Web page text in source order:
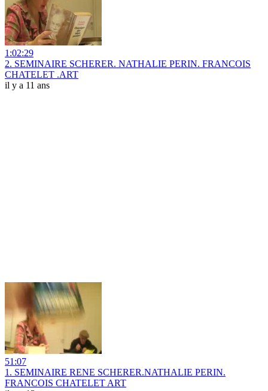
1:02:29
2. SEMINAIRE SCHERER. NATHALIE PERIN. FRANCOIS
CHATELET .ART
il y a 11 ans
51:07
1. SEMINAIRE RENE SCHERER.NATHALIE PERIN.
FRANCOIS CHATELET ART